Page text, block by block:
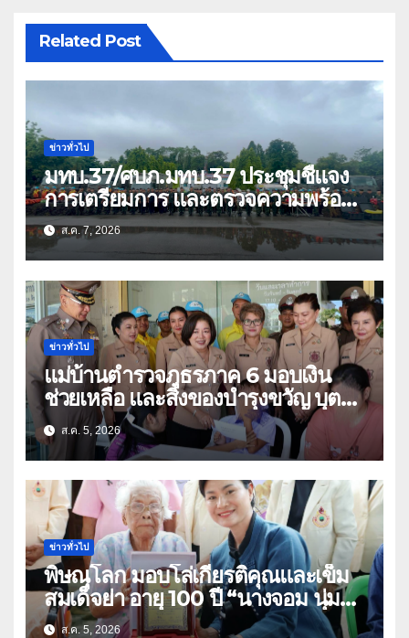
Related Post
ข่าวทั่วไป
มทบ.37/ศบภ.มทบ.37 ประชุมชี้แจง
การเตรียมการ และตรวจความพร้อม
ด้านการบรรเทาสาธารณภัย
ส.ค. 7, 2026
ข่าวทั่วไป
แม่บ้านตำรวจภูธรภาค 6 มอบเงิน
ช่วยเหลือ และสิ่งของบำรุงขวัญ บุตร-
ธิดา ข้าราชการตำรวจจังหวัด
อุทัยธานี
ส.ค. 5, 2026
ข่าวทั่วไป
พิษณุโลก มอบโล่เกียรติคุณและเข็ม
สมเด็จย่า อายุ 100 ปี “นางจอม นุ่ม
เนตร” ตำบลบ้านกร่าง อำเภอเมือง
ส.ค. 5, 2026